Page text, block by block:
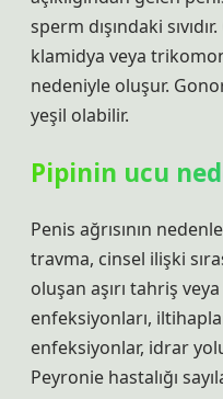
sperm dışındaki
klamidya veya
nedeniyle oluşur.
yeşil olabilir.
Pipinin ucu
Penis ağrısının
travma, cinsel ilişki
oluşan aşırı tahriş
enfeksiyonları,
enfeksiyonlar, idrar
Peyronie hastalığı